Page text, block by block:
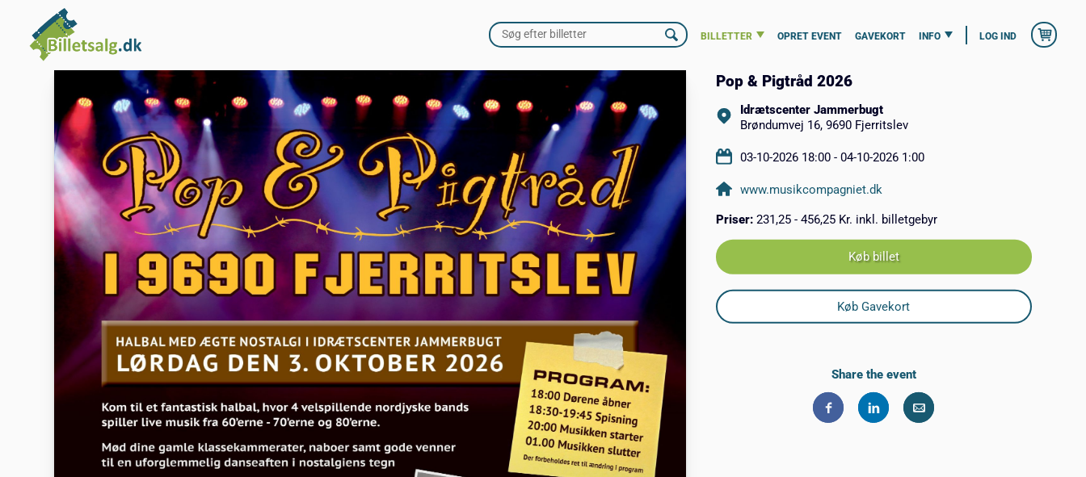
BILLETTER OPRET EVENT GAVEKORT INFO LOG IND
Pop & Pigtråd 2026
Idrætscenter Jammerbugt
Brøndumvej 16, 9690 Fjerritslev
03-10-2026 18:00 - 04-10-2026 1:00
www.musikcompagniet.dk
Priser: 231,25 - 456,25 Kr. inkl. billetgebyr
Køb billet
Køb Gavekort
Share the event